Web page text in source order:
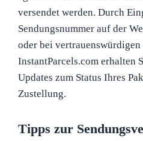
versendet werden. Durch
Sendungsnummer auf der
oder bei
InstantParcels.com erhalten
Updates zum Status Ihres
Zustellung.
Tipps zur